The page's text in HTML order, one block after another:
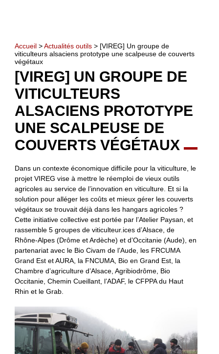
Accueil >Actualités outils > [VIREG] Un groupe de
viticulteurs alsaciens prototype une scalpeuse de couverts
végétaux
[VIREG] UN GROUPE DE
VITICULTEURS
ALSACIENS PROTOTYPE
UNE SCALPEUSE DE
COUVERTS VÉGÉTAUX
Dans un contexte économique difficile pour la viticulture, le
projet VIREG vise à mettre le réemploi de vieux outils
agricoles au service de l’innovation en viticulture. Et si la
solution pour alléger les coûts et mieux gérer les couverts
végétaux se trouvait déjà dans les hangars agricoles ?
Cette initiative collective est portée par l’Atelier Paysan, et
rassemble 5 groupes de viticulteur.ices d’Alsace, de
Rhône-Alpes (Drôme et Ardèche) et d’Occitanie (Aude), en
partenariat avec le Bio Civam de l’Aude, les FRCUMA
Grand Est et AURA, la FNCUMA, Bio en Grand Est, la
Chambre d’agriculture d’Alsace, Agribiodrôme, Bio
Occitanie, Chemin Cueillant, l’ADAF, le CFPPA du Haut
Rhin et le Grab.